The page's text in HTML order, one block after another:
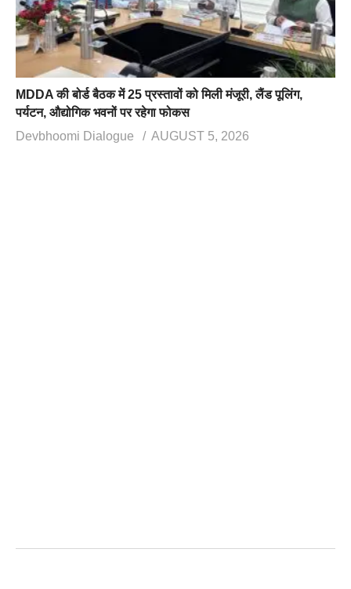
MDDA की बोर्ड बैठक में 25 प्रस्तावों को मिली मंजूरी, लैंड पूलिंग,
पर्यटन, औद्योगिक भवनों पर रहेगा फोकस
Devbhoomi Dialogue
AUGUST 5, 2026